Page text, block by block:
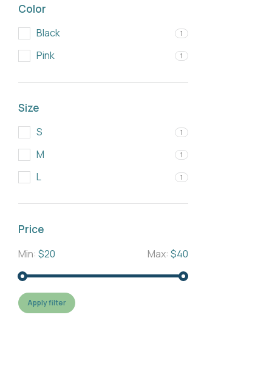
Color
Black 1
Pink 1
Size
S 1
M 1
L 1
Price
Min: $20 Max: $40
Apply filter